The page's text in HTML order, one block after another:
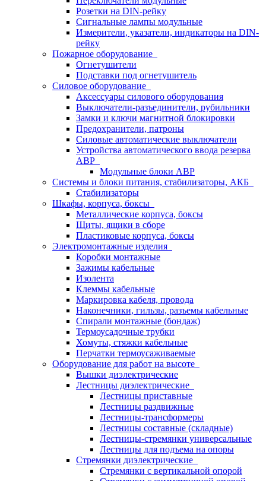
Розетки на DIN-рейку
Сигнальные лампы модульные
Измерители, указатели, индикаторы на DIN-
рейку
Пожарное оборудование
Огнетушители
Подставки под огнетушитель
Силовое оборудование
Аксессуары силового оборудования
Выключатели-разъединители, рубильники
Замки и ключи магнитной блокировки
Предохранители, патроны
Силовые автоматические выключатели
Устройства автоматического ввода резерва
АВР
Модульные блоки АВР
Системы и блоки питания, стабилизаторы, АКБ
Стабилизаторы
Шкафы, корпуса, боксы
Металлические корпуса, боксы
Щиты, ящики в сборе
Пластиковые корпуса, боксы
Электромонтажные изделия
Коробки монтажные
Зажимы кабельные
Изолента
Клеммы кабельные
Маркировка кабеля, провода
Наконечники, гильзы, разъемы кабельные
Спирали монтажные (бондаж)
Термоусадочные трубки
Хомуты, стяжки кабельные
Перчатки термоусаживаемые
Оборудование для работ на высоте
Вышки диэлектрические
Лестницы диэлектрические
Лестницы приставные
Лестницы раздвижные
Лестницы-трансформеры
Лестницы составные (складные)
Лестницы-стремянки универсальные
Лестницы для подъема на опоры
Стремянки диэлектрические
Стремянки с вертикальной опорой